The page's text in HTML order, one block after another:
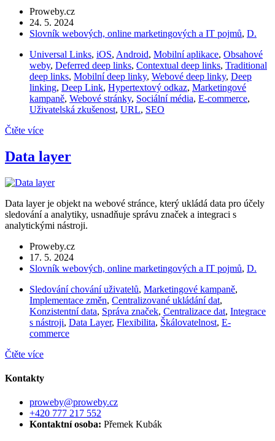
Proweby.cz
24. 5. 2024
Slovník webových, online marketingových a IT pojmů, D.
Universal Links, iOS, Android, Mobilní aplikace, Obsahové
weby, Deferred deep links, Contextual deep links, Traditional
deep links, Mobilní deep linky, Webové deep linky, Deep
linking, Deep Link, Hypertextový odkaz, Marketingové
kampaně, Webové stránky, Sociální média, E-commerce,
Uživatelská zkušenost, URL, SEO
Čtěte více
Data layer
Data layer je objekt na webové stránce, který ukládá data pro účely
sledování a analytiky, usnadňuje správu značek a integraci s
analytickými nástroji.
Proweby.cz
17. 5. 2024
Slovník webových, online marketingových a IT pojmů, D.
Sledování chování uživatelů, Marketingové kampaně,
Implementace změn, Centralizované ukládání dat,
Konzistentní data, Správa značek, Centralizace dat, Integrace
s nástroji, Data Layer, Flexibilita, Škálovatelnost, E-
commerce
Čtěte více
Kontakty
proweby@proweby.cz
+420 777 217 552
Kontaktní osoba: Přemek Kubák